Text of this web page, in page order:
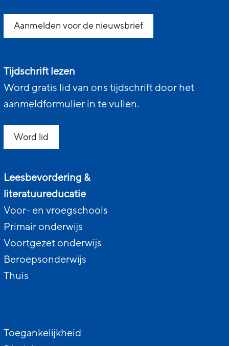
Aanmelden voor de nieuwsbrief
Tijdschrift lezen
Word gratis lid van ons tijdschrift door het
aanmeldformulier in te vullen.
Word lid
Leesbevordering &
literatuureducatie
Voor- en vroegschools
Primair onderwijs
Voortgezet onderwijs
Beroepsonderwijs
Thuis
Toegankelijkheid